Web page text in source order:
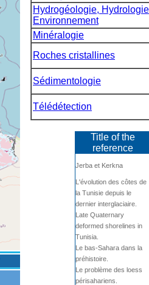
Hydrogéologie,
Environnement
Minéralogie
Roches cristallines
Sédimentologie
Télédétection
Title of the
reference
Jerba et Kerkna
L'évolution des côtes de
la Tunisie depuis le
dernier interglaciaire.
Late Quaternary
deformed shorelines in
Tunisia.
Le bas-Sahara dans la
préhistoire.
Le problème des loess
périsahariens.